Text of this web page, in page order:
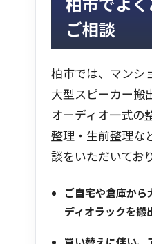
ご相談
柏市では、マンシ
大型スピーカー搬
オーディオ一式の
整理・生前整理な
談をいただいてお
ご自宅や倉庫から
ディオラックを搬